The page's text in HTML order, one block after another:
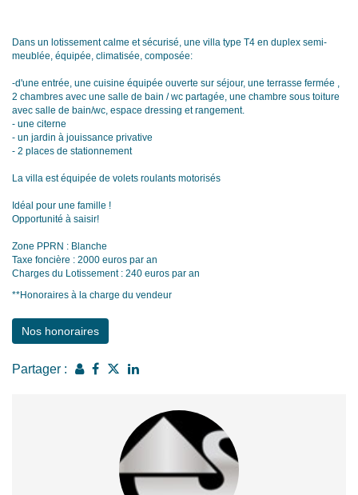
Dans un lotissement calme et sécurisé, une villa type T4 en duplex semi-
meublée, équipée, climatisée, composée:
-d'une entrée, une cuisine équipée ouverte sur séjour, une terrasse fermée ,
2 chambres avec une salle de bain / wc partagée, une chambre sous toiture
avec salle de bain/wc, espace dressing et rangement.
- une citerne
- un jardin à jouissance privative
- 2 places de stationnement
La villa est équipée de volets roulants motorisés
Idéal pour une famille !
Opportunité à saisir!
Zone PPRN : Blanche
Taxe foncière : 2000 euros par an
Charges du Lotissement : 240 euros par an
**Honoraires à la charge du vendeur
Nos honoraires
Partager :